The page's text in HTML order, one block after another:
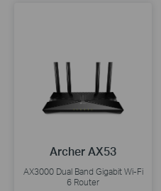
Archer AX53
AX3000 Dual Band Gigabit Wi-Fi
6 Router